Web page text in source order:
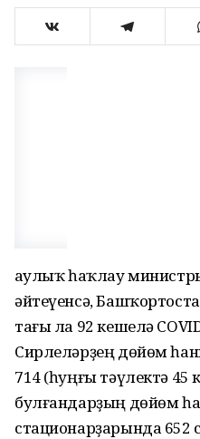
Һаулыҡ һаҡлау
әйтеүенсә,
тағы ла 92 кешелә
Сирлеләрҙең дөйөм
714 (һуңғы тәүлектә 45
булғандарҙың дөйөм
стационарҙарында 652